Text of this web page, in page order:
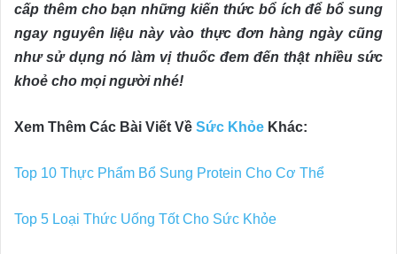
cấp thêm cho bạn những kiến thức bổ ích để bổ sung
ngay nguyên liệu này vào thực đơn hàng ngày cũng
như sử dụng nó làm vị thuốc đem đến thật nhiều sức
khoẻ cho mọi người nhé!
Xem Thêm Các Bài Viết Về Sức Khỏe Khác:
Top 10 Thực Phẩm Bổ Sung Protein Cho Cơ Thể
Top 5 Loại Thức Uống Tốt Cho Sức Khỏe